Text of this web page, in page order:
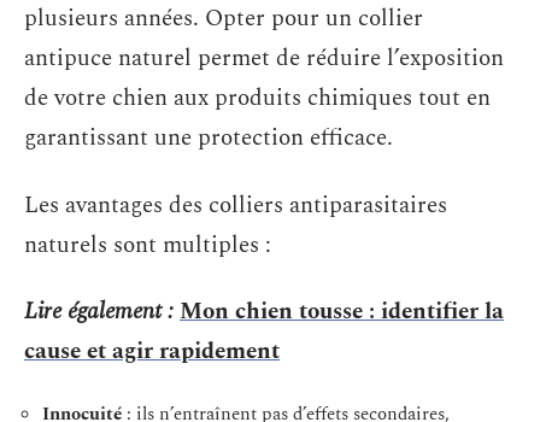
plusieurs années. Opter pour un collier
antipuce naturel permet de réduire l’exposition
de votre chien aux produits chimiques tout en
garantissant une protection efficace.
Les avantages des colliers antiparasitaires
naturels sont multiples :
Lire également :Mon chien tousse : identifier la
cause et agir rapidement
Innocuité : ils n’entraînent pas d’effets secondaires,